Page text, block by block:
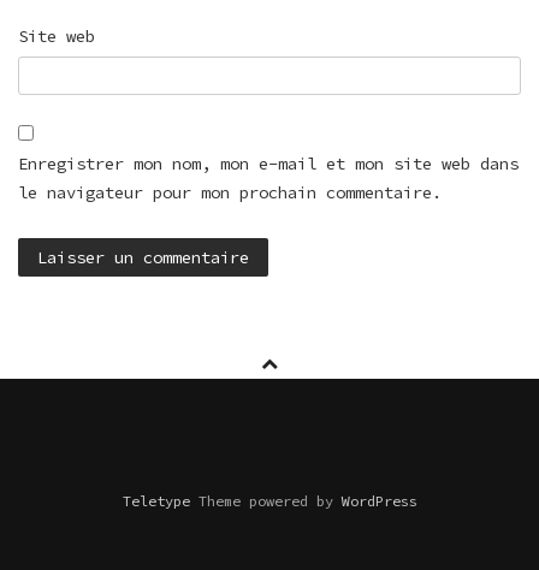
Site web
Enregistrer mon nom, mon e-mail et mon site web dans
le navigateur pour mon prochain commentaire.
TeletypeTheme powered byWordPress